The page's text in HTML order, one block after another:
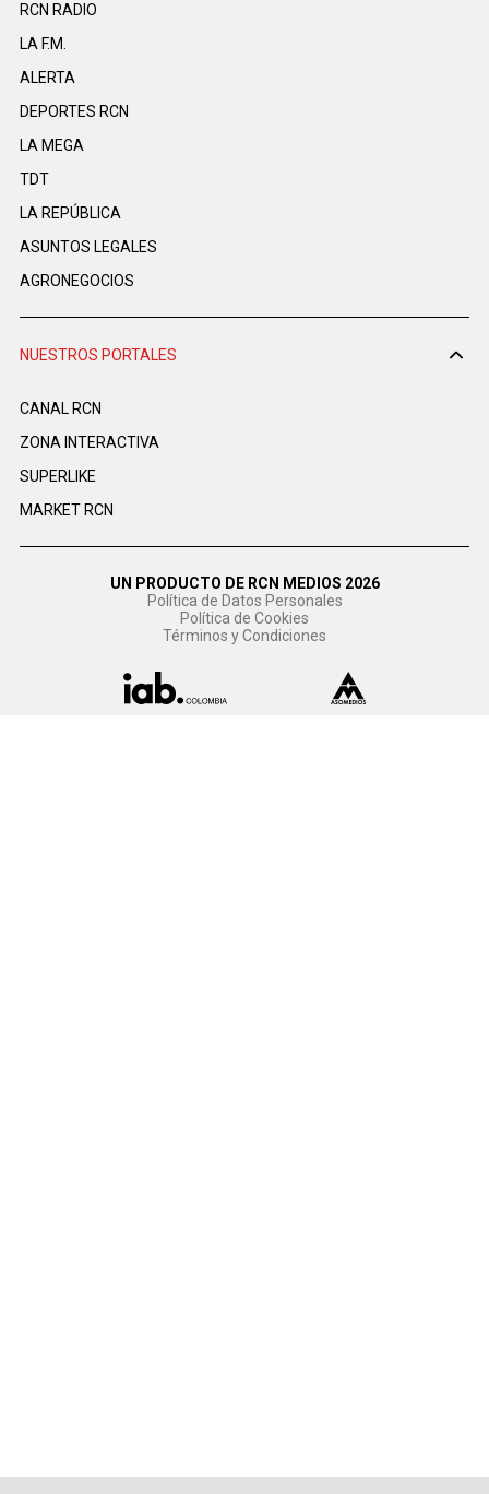
RCN RADIO
LA F.M.
ALERTA
DEPORTES RCN
LA MEGA
TDT
LA REPÚBLICA
ASUNTOS LEGALES
AGRONEGOCIOS
NUESTROS PORTALES
CANAL RCN
ZONA INTERACTIVA
SUPERLIKE
MARKET RCN
UN PRODUCTO DE RCN MEDIOS 2026
Política de Datos Personales
Política de Cookies
Términos y Condiciones